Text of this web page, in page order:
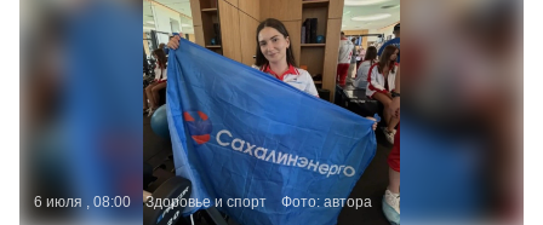
6 июля , 08:00 Здоровье и спорт Фото: автора